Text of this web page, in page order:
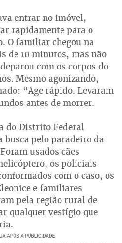
entrar no imóvel,
rapidamente para o
O familiar chegou na
de 10 minutos, mas não
com os corpos do
Mesmo agonizando,
“Age rápido. Levaram
antes de morrer.
do Distrito Federal
pelo paradeiro da
usados cães
os policiais
com o caso, os
e familiares
pela região rural de
qualquer vestígio que